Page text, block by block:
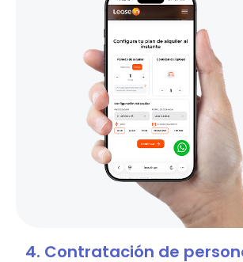
4. Contratación de